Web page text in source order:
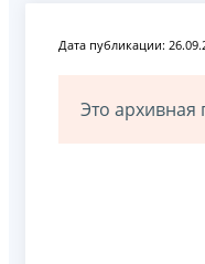
Дата публикации:
Это